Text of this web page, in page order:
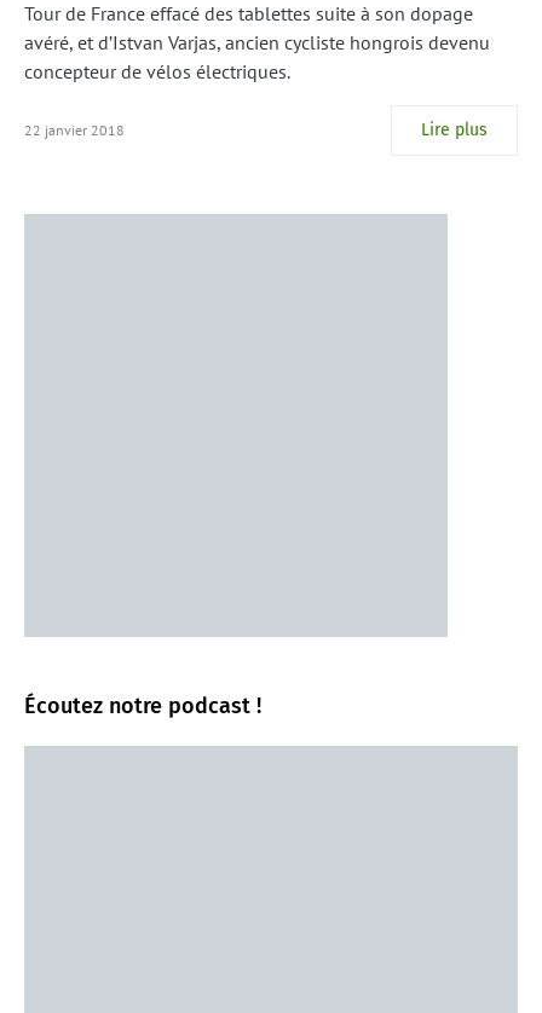
Tour de France effacé des tablettes suite à son dopage
avéré, et d’Istvan Varjas, ancien cycliste hongrois devenu
concepteur de vélos électriques.
22 janvier 2018 Lire plus
Écoutez notre podcast !